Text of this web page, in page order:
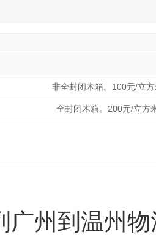
非全封闭木箱。100元/立
全封闭木箱。200元/立方
州到温州物